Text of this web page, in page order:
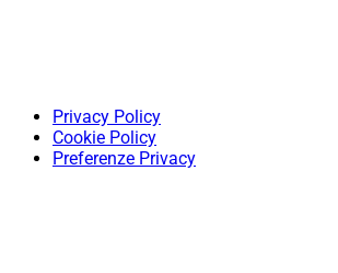
Privacy Policy
Cookie Policy
Preferenze Privacy